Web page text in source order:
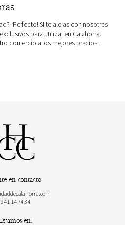
¡Perfecto! Si te alojas con nosotros
para utilizar en Calahorra.
comercio a los mejores precios.
en contacto
941 14 74 34
en: